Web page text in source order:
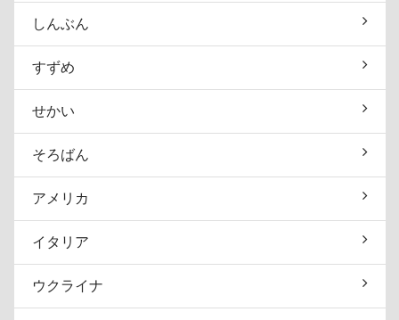
しんぶん
すずめ
せかい
そろばん
アメリカ
イタリア
ウクライナ